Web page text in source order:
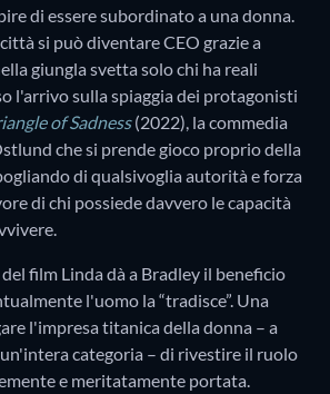
di essere subordinato a una donna.
si può diventare CEO grazie a
giungla svetta solo chi ha reali
l'arrivo sulla spiaggia dei protagonisti
of Sadness (2022), la commedia
che si prende gioco proprio della
di qualsivoglia autorità e forza
di chi possiede davvero le capacità
film Linda dà a Bradley il beneficio
l'uomo la “tradisce”. Una
l'impresa titanica della donna – a
categoria – di rivestire il ruolo
e meritatamente portata.